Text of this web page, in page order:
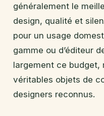
généralement le
design, qualité et
pour un usage
gamme ou d’éditeur
largement ce budget,
véritables objets de
designers reconnus.